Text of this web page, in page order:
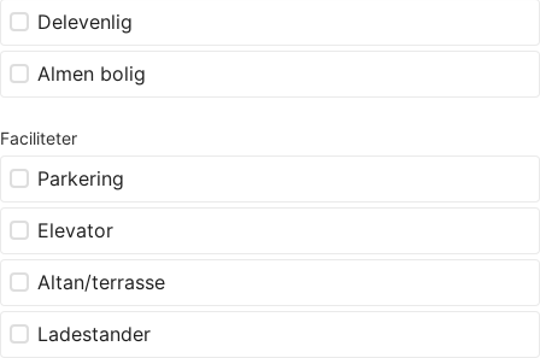
Delevenlig
Almen bolig
Faciliteter
Parkering
Elevator
Altan/terrasse
Ladestander